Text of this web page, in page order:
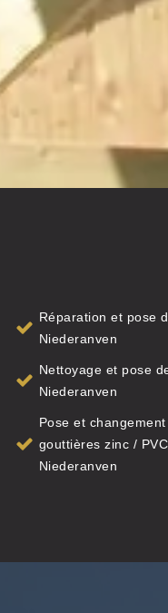
Réparation et pose
Niederanven
Nettoyage et pose
Niederanven
Pose et
gouttières zinc /
Niederanven